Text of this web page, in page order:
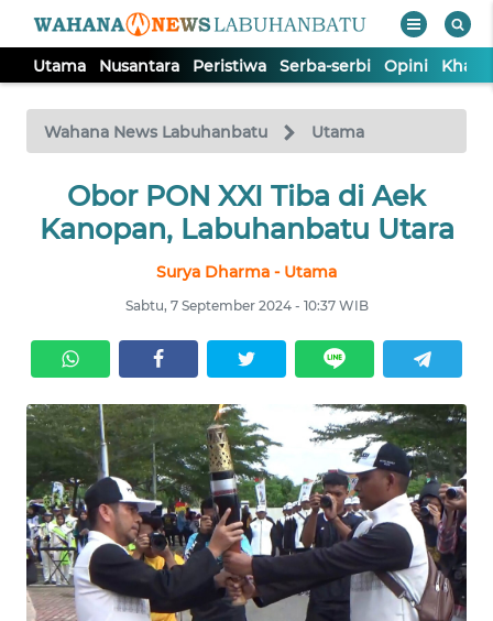
Utama Nusantara Peristiwa Serba-serbi Opini Khas
Wahana News Labuhanbatu Utama
Obor PON XXI Tiba di Aek
Kanopan, Labuhanbatu Utara
Surya Dharma - Utama
Sabtu, 7 September 2024 - 10:37 WIB
TV
Tutup
UTAMA
SERBA-
SERBI
OPINI
KHAS
Informasi